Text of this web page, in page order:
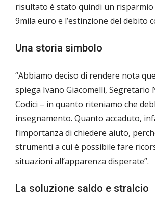
risultato è stato quindi un
9mila euro e l’estinzione del debito
Una storia simbolo
“Abbiamo deciso di rendere nota
spiega Ivano Giacomelli, Segretario
Codici – in quanto riteniamo che
insegnamento. Quanto accaduto,
l’importanza di chiedere aiuto,
strumenti a cui è possibile fare
situazioni all’apparenza disperate”.
La soluzione saldo e stralcio